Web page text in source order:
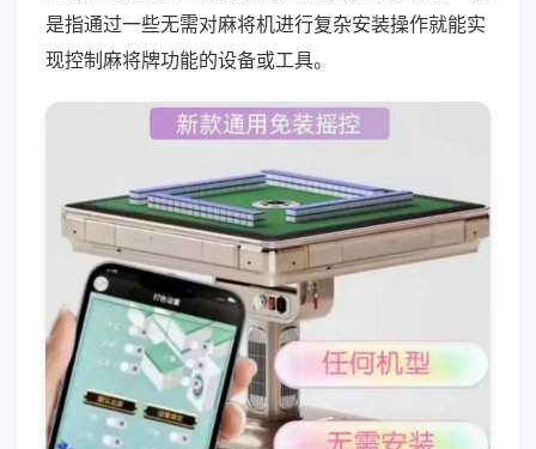
是指通过一些无需对麻将机进行复杂安装操作就能实
现控制麻将牌功能的设备或工具。